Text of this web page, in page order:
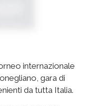
internazionale
gara di
da tutta Italia.